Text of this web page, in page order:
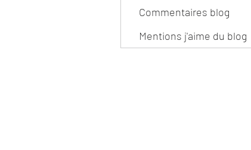
Commentaires blog
Mentions j'aime du blog